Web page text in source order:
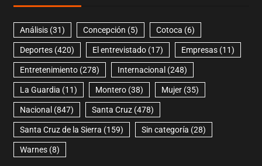
Análisis(31) Concepción (5) Cotoca (6)
Deportes(420) El entrevistado(17) Empresas(11)
Entretenimiento(278) Internacional (248)
La Guardia (11) Montero(38) Mujer(35)
Nacional (847) Santa Cruz(478)
Santa Cruz de la Sierra (159) Sin categoría (28)
Warnes(8)